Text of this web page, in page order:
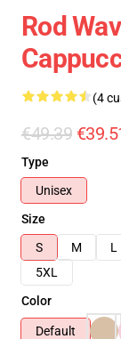
Rod
(4
€49.39
Type
Unisex
Size
S
M L
5XL
Color
Default